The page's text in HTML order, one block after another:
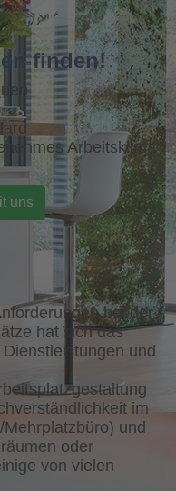
finden!
Arbeitsklima
uns
bei der
hat sich das
und
im
und
oder
von vielen